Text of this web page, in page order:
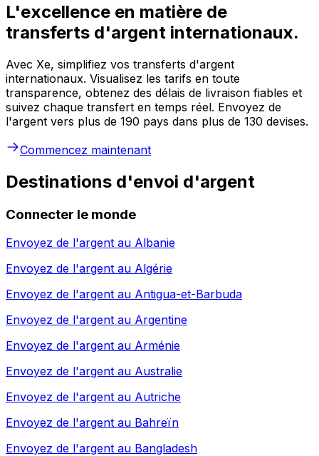
L'excellence en matière de
transferts d'argent internationaux.
Avec Xe, simplifiez vos transferts d'argent
internationaux. Visualisez les tarifs en toute
transparence, obtenez des délais de livraison fiables et
suivez chaque transfert en temps réel. Envoyez de
l'argent vers plus de 190 pays dans plus de 130 devises.
Commencez maintenant
Destinations d'envoi d'argent
Connecter le monde
Envoyez de l'argent au Albanie
Envoyez de l'argent au Algérie
Envoyez de l'argent au Antigua-et-Barbuda
Envoyez de l'argent au Argentine
Envoyez de l'argent au Arménie
Envoyez de l'argent au Australie
Envoyez de l'argent au Autriche
Envoyez de l'argent au Bahreïn
Envoyez de l'argent au Bangladesh